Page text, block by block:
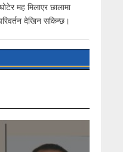
मह मिलाएर छालामा
देखिन सकिन्छ।